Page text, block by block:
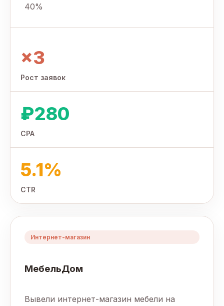
40%
×3
Рост заявок
₽280
CPA
5.1%
CTR
Интернет-магазин
МебельДом
Вывели интернет-магазин мебели на